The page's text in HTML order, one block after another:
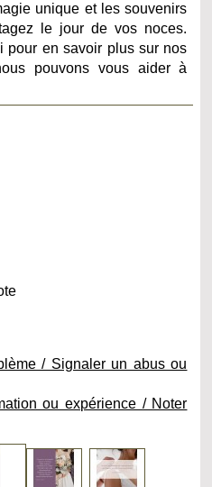
unique et les souvenirs
le jour de vos noces.
pour en savoir plus sur nos
pouvons vous aider à
/ Signaler un abus ou
ou expérience / Noter